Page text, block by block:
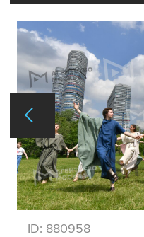
ID: 880958